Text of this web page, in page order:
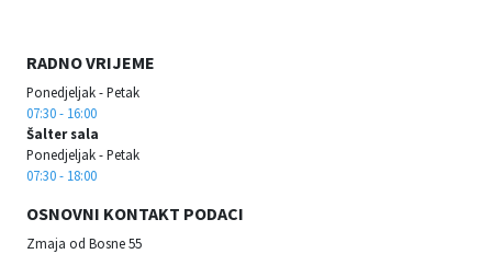
RADNO VRIJEME
Ponedjeljak - Petak
07:30 - 16:00
Šalter sala
Ponedjeljak - Petak
07:30 - 18:00
OSNOVNI KONTAKT PODACI
Zmaja od Bosne 55